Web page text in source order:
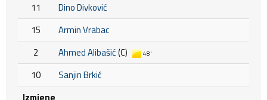
11
Dino Divković
15
Armin Vrabac
2
Ahmed Alibašić(C) 48'
10
Sanjin Brkić